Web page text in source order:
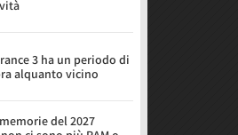
3 ha un periodo di
alquanto vicino
del 2027